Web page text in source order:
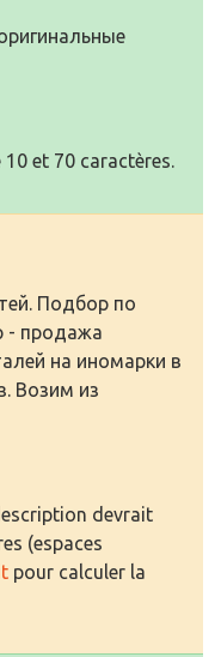
et 70 caractères.
Подбор по
- продажа
на иномарки в
Возим из
devrait
(espaces
pour calculer la